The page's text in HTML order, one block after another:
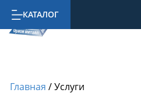
КАТАЛОГ
Главная /Услуги